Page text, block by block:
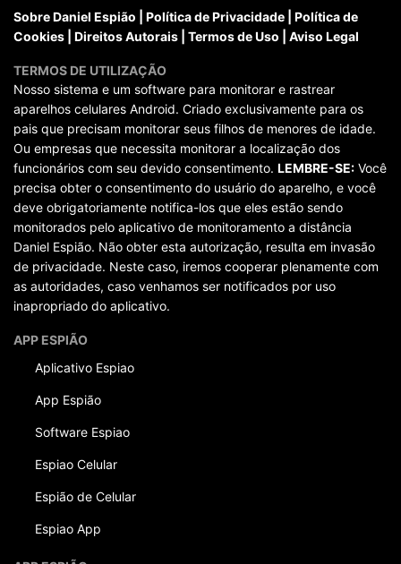
Sobre Daniel Espião Política de Privacidade
Política de
Cookies
Direitos Autorais Termos de Uso Aviso Legal
TERMOS DE UTILIZAÇÃO
Nosso sistema e um software para monitorar e rastrear
aparelhos celulares Android. Criado exclusivamente para os
pais que precisam monitorar seus filhos de menores de idade.
Ou empresas que necessita monitorar a localização dos
funcionários com seu devido consentimento. LEMBRE-SE: Você
precisa obter o consentimento do usuário do aparelho, e você
deve obrigatoriamente notifica-los que eles estão sendo
monitorados pelo aplicativo de monitoramento a distância
Daniel Espião. Não obter esta autorização, resulta em invasão
de privacidade. Neste caso, iremos cooperar plenamente com
as autoridades, caso venhamos ser notificados por uso
inapropriado do aplicativo.
APP ESPIÃO
Aplicativo Espiao
App Espião
Software Espiao
Espiao Celular
Espião de Celular
Espiao App